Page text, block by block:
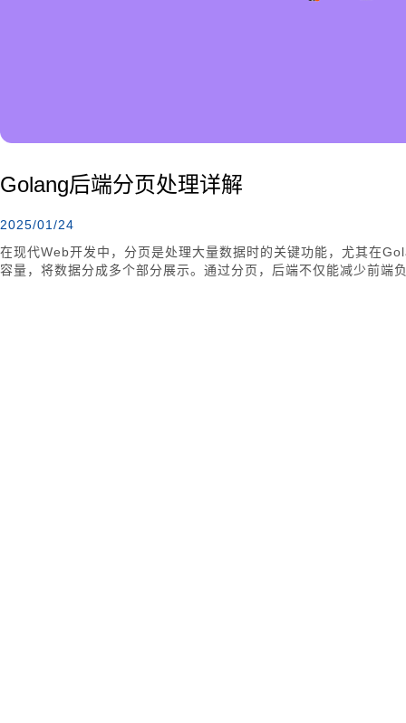
Golang后端分页处理详解
2025/01/24
在现代Web开发中，分页是处理大量数据时的关键功能，尤其在
容量，将数据分成多个部分展示。通过分页，后端不仅能减少前端